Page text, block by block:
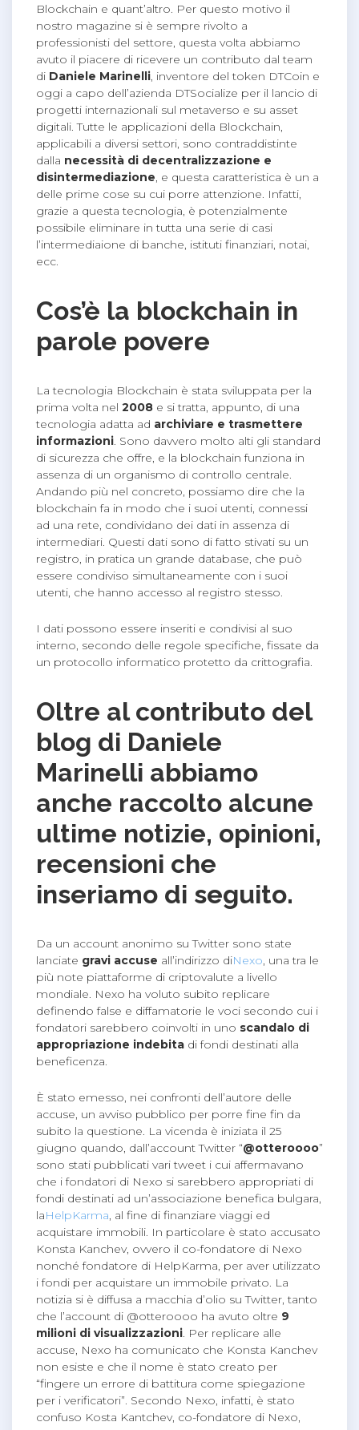
Blockchain e quant’altro. Per questo motivo il
nostro magazine si è sempre rivolto a
professionisti del settore, questa volta abbiamo
avuto il piacere di ricevere un contributo dal team
di Daniele Marinelli, inventore del token DTCoin e
oggi a capo dell’azienda DTSocialize per il lancio di
progetti internazionali sul metaverso e su asset
digitali. Tutte le applicazioni della Blockchain,
applicabili a diversi settori, sono contraddistinte
dalla necessità di decentralizzazione e
disintermediazione, e questa caratteristica è un a
delle prime cose su cui porre attenzione. Infatti,
grazie a questa tecnologia, è potenzialmente
possibile eliminare in tutta una serie di casi
l’intermediaione di banche, istituti finanziari, notai,
ecc.
Cos’è la blockchain in
parole povere
La tecnologia Blockchain è stata sviluppata per la
prima volta nel 2008 e si tratta, appunto, di una
tecnologia adatta ad archiviare e trasmettere
informazioni. Sono davvero molto alti gli standard
di sicurezza che offre, e la blockchain funziona in
assenza di un organismo di controllo centrale.
Andando più nel concreto, possiamo dire che la
blockchain fa in modo che i suoi utenti, connessi
ad una rete, condividano dei dati in assenza di
intermediari. Questi dati sono di fatto stivati su un
registro, in pratica un grande database, che può
essere condiviso simultaneamente con i suoi
utenti, che hanno accesso al registro stesso.
I dati possono essere inseriti e condivisi al suo
interno, secondo delle regole specifiche, fissate da
un protocollo informatico protetto da crittografia.
Oltre al contributo del
blog di Daniele
Marinelli abbiamo
anche raccolto alcune
ultime notizie, opinioni,
recensioni che
inseriamo di seguito.
Da un account anonimo su Twitter sono state
lanciate gravi accuse all’indirizzo diNexo, una tra le
più note piattaforme di criptovalute a livello
mondiale. Nexo ha voluto subito replicare
definendo false e diffamatorie le voci secondo cui i
fondatori sarebbero coinvolti in uno scandalo di
appropriazione indebita di fondi destinati alla
beneficenza.
È stato emesso, nei confronti dell’autore delle
accuse, un avviso pubblico per porre fine fin da
subito la questione. La vicenda è iniziata il 25
giugno quando, dall’account Twitter “@otteroooo”
sono stati pubblicati vari tweet i cui affermavano
che i fondatori di Nexo si sarebbero appropriati di
fondi destinati ad un’associazione benefica bulgara,
laHelpKarma, al fine di finanziare viaggi ed
acquistare immobili. In particolare è stato accusato
Konsta Kanchev, ovvero il co-fondatore di Nexo
nonché fondatore di HelpKarma, per aver utilizzato
i fondi per acquistare un immobile privato. La
notizia si è diffusa a macchia d’olio su Twitter, tanto
che l’account di @otteroooo ha avuto oltre 9
milioni di visualizzazioni. Per replicare alle
accuse, Nexo ha comunicato che Konsta Kanchev
non esiste e che il nome è stato creato per
“fingere un errore di battitura come spiegazione
per i verificatori”. Secondo Nexo, infatti, è stato
confuso Kosta Kantchev, co-fondatore di Nexo,